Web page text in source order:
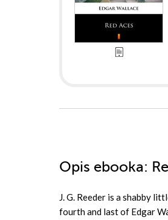
Opis ebooka:
J. G. Reeder is a shabby
fourth and last of Edgar